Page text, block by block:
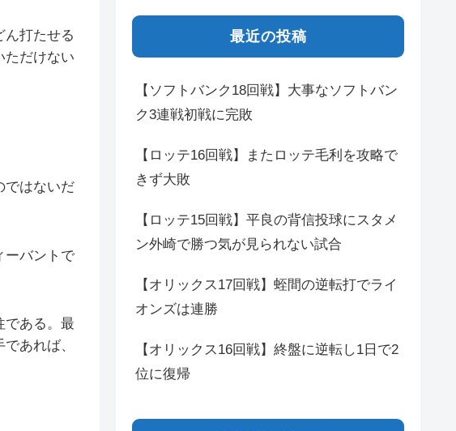
ん打たせる
ただけない
ではないだ
ーバントで
である。最
あれば、
最近の投稿
【ソフトバンク18回戦】大事なソフトバン
ク3連戦初戦に完敗
【ロッテ16回戦】またロッテ毛利を攻略で
きず大敗
【ロッテ15回戦】平良の背信投球にスタメ
ン外崎で勝つ気が見られない試合
【オリックス17回戦】蛭間の逆転打でライ
オンズは連勝
【オリックス16回戦】終盤に逆転し1日で2
位に復帰